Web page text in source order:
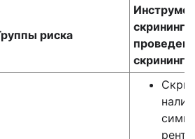
риска
скрининга